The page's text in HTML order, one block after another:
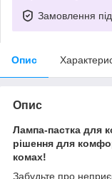
Замовлення
Опис
Опис
Лампа-пастка для
рішення для
комах!
Забудьте про